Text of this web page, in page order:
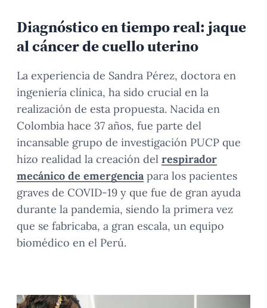
Diagnóstico en tiempo real: jaque
al cáncer de cuello uterino
La experiencia de Sandra Pérez, doctora en
ingeniería clínica, ha sido crucial en la
realización de esta propuesta. Nacida en
Colombia hace 37 años, fue parte del
incansable grupo de investigación PUCP que
hizo realidad la creación del respirador
mecánico de emergenciapara los pacientes
graves de COVID-19 y que fue de gran ayuda
durante la pandemia, siendo la primera vez
que se fabricaba, a gran escala, un equipo
biomédico en el Perú.